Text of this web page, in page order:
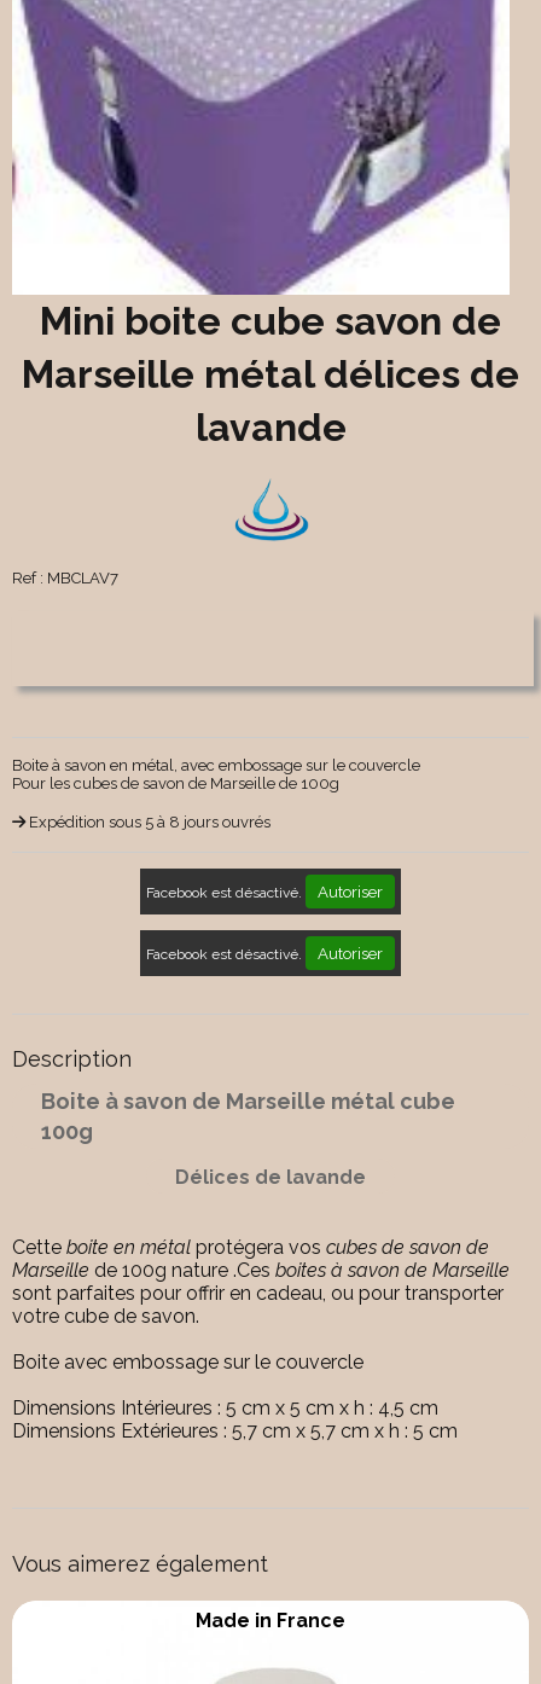
Mini boite cube savon de
Marseille métal délices de
lavande
Ref : MBCLAV7
Boite à savon en métal, avec embossage sur le couvercle
Pour les cubes de savon de Marseille de 100g
Expédition sous 5 à 8 jours ouvrés
Facebook est désactivé. Autoriser
Facebook est désactivé. Autoriser
Description
Boite à savon de Marseille métal cube
100g
Délices de lavande
Cette boite en métal protégera vos cubes de savon de
Marseille de 100g nature .Ces boites à savon de Marseille
sont parfaites pour offrir en cadeau, ou pour transporter
votre cube de savon.
Boite avec embossage sur le couvercle
Dimensions Intérieures : 5 cm x 5 cm x h : 4,5 cm
Dimensions Extérieures : 5,7 cm x 5,7 cm x h : 5 cm
Vous aimerez également
Made in Marseille